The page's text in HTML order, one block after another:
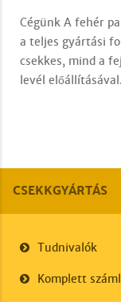
Cégünk A fehér
a teljes gyártási
csekkes, mind a
levél előállításával.
CSEKKGYÁRTÁS
Tudnivalók
Komplett